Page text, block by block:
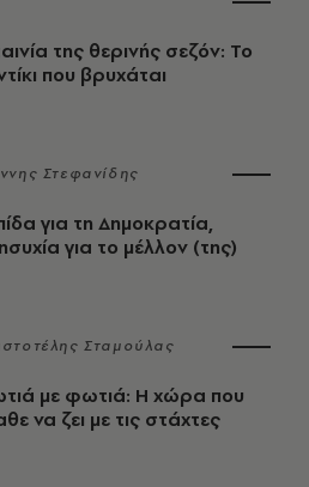
της θερινής σεζόν: Το
που βρυχάται
Στεφανίδης
για τη Δημοκρατία,
για το μέλλον (της)
Σταμούλας
με φωτιά: Η χώρα που
να ζει με τις στάχτες